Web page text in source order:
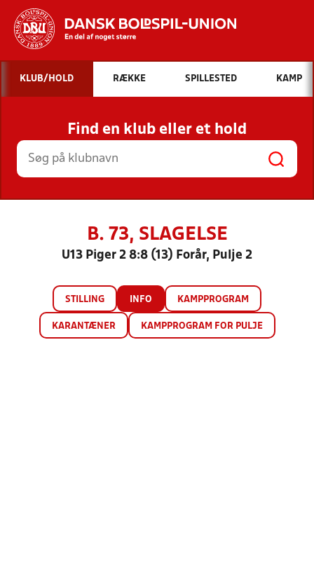
Hvad vil du søge efter?
INDHOLD OG NYHEDER
STILLINGER, RESULTATER, KLUBBER OG
HOLD
KLUB/HOLD RÆKKE SPILLESTED KAMP
Find en klub eller et hold
B. 73, SLAGELSE
U13 Piger 2 8:8 (13) Forår, Pulje 2
STILLING INFO KAMPPROGRAM
KARANTÆNER KAMPPROGRAM FOR PULJE